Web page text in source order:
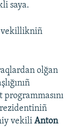
saya.
vekillikniñ
olğan
vekili Anton